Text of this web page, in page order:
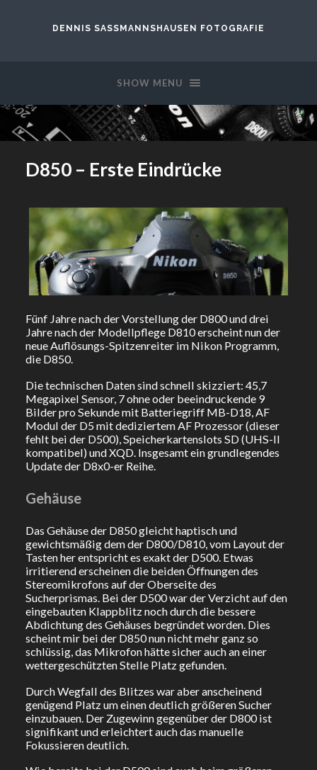
DENNIS SASSMANNSHAUSEN FOTOGRAFIE
SHOW MENU
D850 – Erste Eindrücke
Fünf Jahre nach der Vorstellung der D800 und drei
Jahre nach der Modellpflege D810 erscheint nun der
neue Auflösungs-Spitzenreiter im Nikon Programm,
die D850.
Die technischen Daten sind schnell skizziert: 45,7
Megapixel Sensor, 7 ohne oder beeindruckende 9
Bilder pro Sekunde mit Batteriegriff MB-D18, AF
Modul der D5 mit dediziertem AF Prozessor (dieser
fehlt bei der D500), Speicherkartenslots SD (UHS-II
kompatibel) und XQD. Insgesamt ein grundlegendes
Update der D8x0-er Reihe.
Gehäuse
Das Gehäuse der D850 gleicht haptisch und
gewichtsmäßig dem der D800/D810, vom Layout der
Tasten her entspricht es exakt der D500. Etwas
irritierend erscheinen die beiden Öffnungen des
Stereomikrofons auf der Oberseite des
Sucherprismas. Bei der D500 war der Verzicht auf den
eingebauten Klappblitz noch durch die bessere
Abdichtung des Gehäuses begründet worden. Dies
scheint mir bei der D850 nun nicht mehr ganz so
schlüssig, das Mikrofon hätte sicher auch an einer
wettergeschützten Stelle Platz gefunden.
Durch Wegfall des Blitzes war aber anscheinend
genügend Platz um einen deutlich größeren Sucher
einzubauen. Der Zugewinn gegenüber der D800 ist
signifikant und erleichtert auch das manuelle
Fokussieren deutlich.